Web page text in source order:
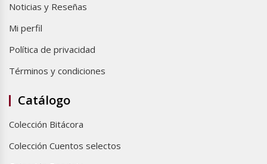
Noticias y Reseñas
Mi perfil
Política de privacidad
Términos y condiciones
Catálogo
Colección Bitácora
Colección Cuentos selectos